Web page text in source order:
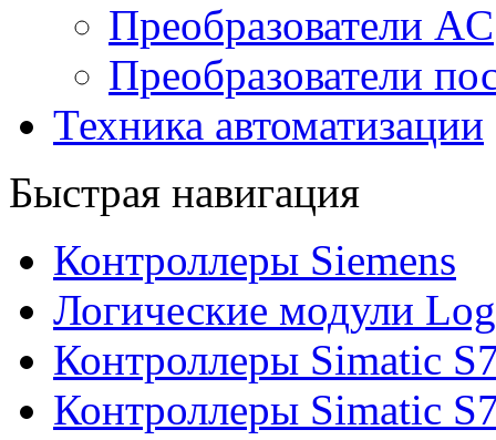
Преобразователи AC
Преобразователи
Техника автоматизации
Быстрая навигация
Контроллеры Siemens
Логические модули
Контроллеры Simatic
Контроллеры Simatic